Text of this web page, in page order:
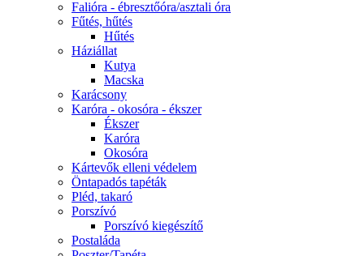
Falióra - ébresztőóra/asztali óra
Fűtés, hűtés
Hűtés
Háziállat
Kutya
Macska
Karácsony
Karóra - okosóra - ékszer
Ékszer
Karóra
Okosóra
Kártevők elleni védelem
Öntapadós tapéták
Pléd, takaró
Porszívó
Porszívó kiegészítő
Postaláda